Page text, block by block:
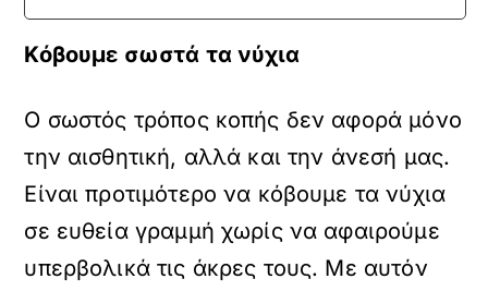
Κόβουμε σωστά τα νύχια
Ο σωστός τρόπος κοπής δεν αφορά μόνο
την αισθητική, αλλά και την άνεσή μας.
Είναι προτιμότερο να κόβουμε τα νύχια
σε ευθεία γραμμή χωρίς να αφαιρούμε
υπερβολικά τις άκρες τους. Με αυτόν